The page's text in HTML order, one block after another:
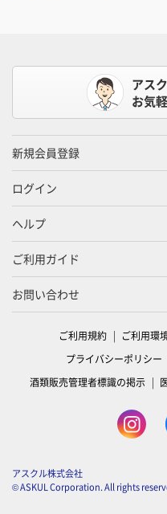
アス
お気
新規会員登録
ログイン
ヘルプ
ご利用ガイド
お問い合わせ
ご利用規約 ご利用環
プライバシーポリシー
酒類販売管理者標識の掲示
アスクル株式会社
© ASKUL Corporation. All rights